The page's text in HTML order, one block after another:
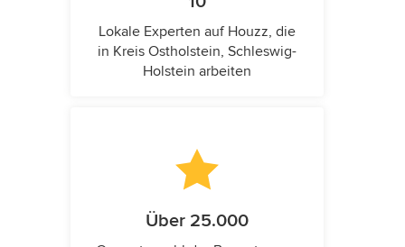
Lokale Experten auf Houzz, die
in Kreis Ostholstein, Schleswig-
Holstein arbeiten
Über 25.000